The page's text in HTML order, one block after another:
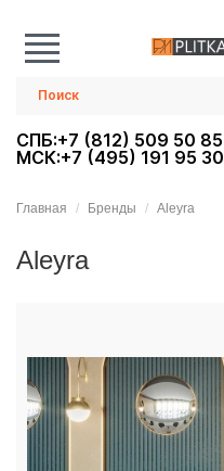
СПБ:+7 (812) 509 50 85
МСК:+7 (495) 191 95 30
Главная Бренды Aleyra
Aleyra